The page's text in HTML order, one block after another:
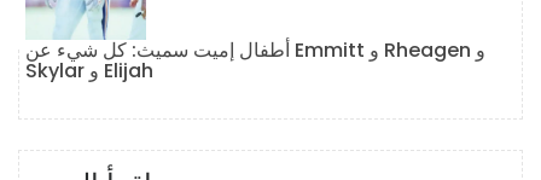
أطفال إميت سميث: كل شيء عن Emmitt و Rheagen و
Skylar و Elijah